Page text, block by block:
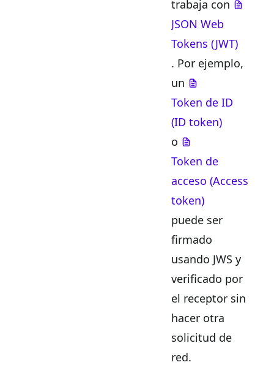
trabaja con
JSON Web
Tokens (JWT)
. Por ejemplo,
un
Token de ID
(ID token)
o
Token de
acceso (Access
token)
puede ser
firmado
usando JWS y
verificado por
el receptor sin
hacer otra
solicitud de
red.